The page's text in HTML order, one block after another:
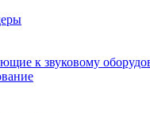
к звуковому